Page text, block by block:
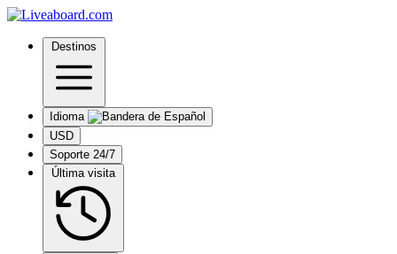
Destinos
Idioma
USD
Soporte 24/7
Última visita